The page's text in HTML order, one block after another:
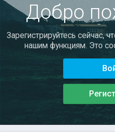
Добро
Зарегистрируйтесь сейчас,
нашим функциям. Это